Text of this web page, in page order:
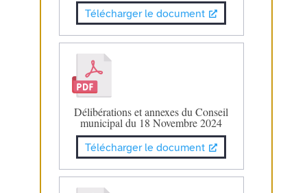
Télécharger le document
Délibérations et annexes du Conseil
municipal du 18 Novembre 2024
Télécharger le document